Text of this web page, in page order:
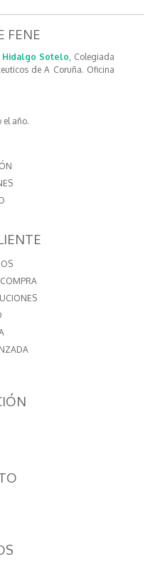
FENE
Hidalgo Sotelo , Colegiada
de A Coruña. Oficina
el año.